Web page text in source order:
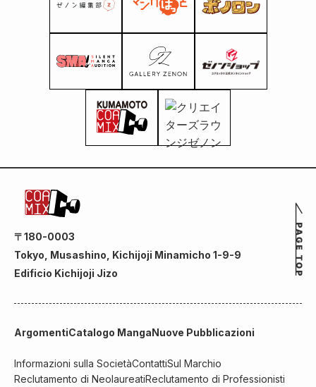
Giappone!
Fukuoka -
Hakataza
[Ottobre] Tokyo
- Meijiza
[Novembre]
〒180-0003
Tokyo, Musashino, Kichijoji Minamicho 1-9-9
Edificio Kichijoji Jizo
ArgomentiCatalogo MangaNuove Pubblicazioni
Informazioni sulla SocietàContattiSul Marchio
Reclutamento di NeolaureatiReclutamento di Professionisti